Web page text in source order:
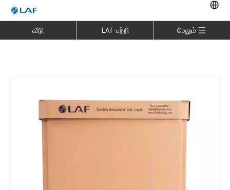
வீடு LAF பற்றி மேலும்